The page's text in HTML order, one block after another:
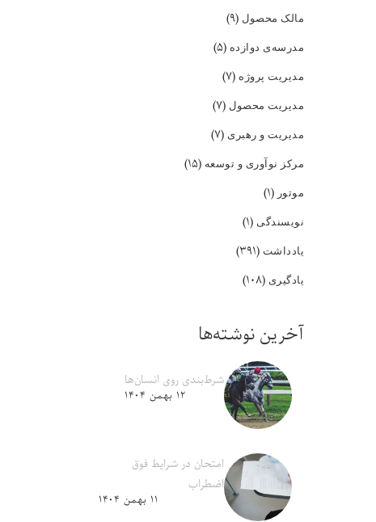
مالک محصول (۹)
مدرسه‌ی دوازده (۵)
مدیریت پروژه (۷)
مدیریت محصول (۷)
مدیریت و رهبری (۷)
مرکز نوآوری و توسعه (۱۵)
موتور(۱)
نویسندگی (۱)
یادداشت (۳۹۱)
یادگیری (۱۰۸)
آخرین نوشته‌ها
شرط‌بندی روی انسان‌ها
۱۲ بهمن ۱۴۰۴
امتحان در شرایط فوق
اضطراب
۱۱ بهمن ۱۴۰۴